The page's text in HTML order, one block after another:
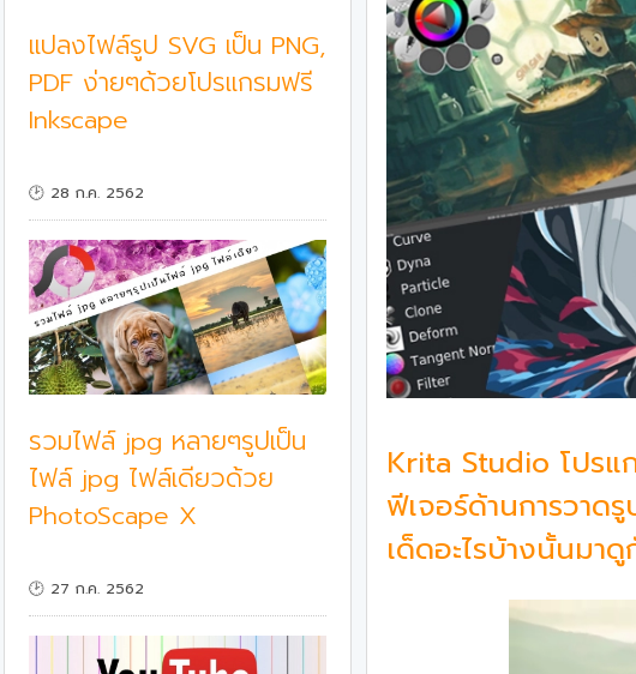
แปลงไฟล์รูป SVG เป็น PNG,
PDF ง่ายๆด้วยโปรแกรมฟรี
Inkscape
🕑 28 ก.ค. 2562
รวมไฟล์ jpg หลายๆรูปเป็น
ไฟล์ jpg ไฟล์เดียวด้วย
PhotoScape X
🕑 27 ก.ค. 2562
Krita Studio โปรแ
ฟีเจอร์ด้านการวา
เด็ดอะไรบ้างนั้นมา